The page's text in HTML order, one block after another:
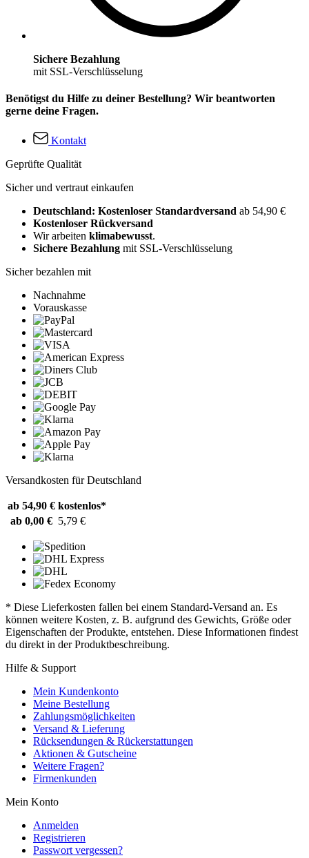
Sichere Bezahlung
mit SSL-Verschlüsselung
Benötigst du Hilfe zu deiner Bestellung? Wir beantworten
gerne deine Fragen.
Kontakt
Geprüfte Qualität
Sicher und vertraut einkaufen
Deutschland: Kostenloser Standardversand ab 54,90 €
Kostenloser Rückversand
Wir arbeiten klimabewusst.
Sichere Bezahlung mit SSL-Verschlüsselung
Sicher bezahlen mit
Nachnahme
Vorauskasse
Versandkosten für Deutschland
ab 54,90 € kostenlos*
ab 0,00 € 5,79 €
* Diese Lieferkosten fallen bei einem Standard-Versand an. Es
können weitere Kosten, z. B. aufgrund des Gewichts, Größe oder
Eigenschaften der Produkte, entstehen. Diese Informationen findest
du direkt in der Produktbeschreibung.
Hilfe & Support
Mein Kundenkonto
Meine Bestellung
Zahlungsmöglichkeiten
Versand & Lieferung
Rücksendungen & Rückerstattungen
Aktionen & Gutscheine
Weitere Fragen?
Firmenkunden
Mein Konto
Anmelden
Registrieren
Passwort vergessen?